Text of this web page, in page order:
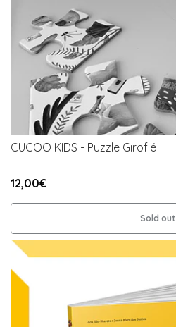
CUCOO KIDS - Puzzle Giroflé
12,00€
Sold out